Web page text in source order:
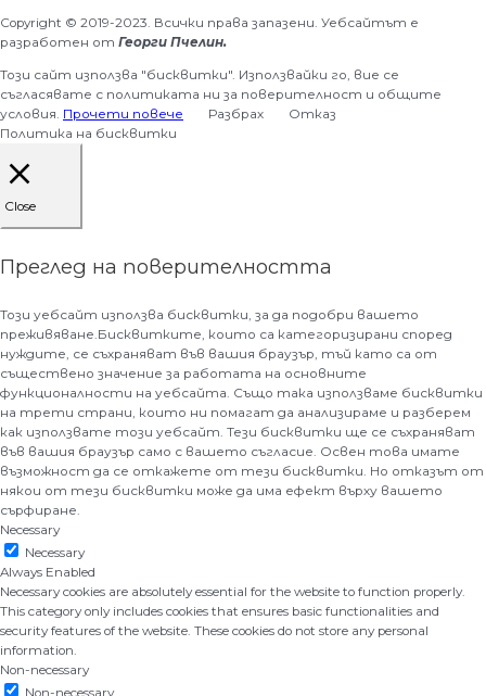
Copyright © 2019-2023. Всички права запазени. Уебсайтът е
разработен от Георги Пчелин.
Този сайт използва "бисквитки". Използвайки го, вие се
съгласявате с политиката ни за поверителност и общите
условия. Прочети повече Разбрах
Отказ
Политика на бисквитки
Close
Преглед на поверителността
Този уебсайт използва бисквитки, за да подобри вашето
преживяване.Бисквитките, които са категоризирани според
нуждите, се съхраняват във вашия браузър, тъй като са от
съществено значение за работата на основните
функционалности на уебсайта. Също така използваме бисквитки
на трети страни, които ни помагат да анализираме и разберем
как използвате този уебсайт. Тези бисквитки ще се съхраняват
във вашия браузър само с вашето съгласие. Освен това имате
възможност да се откажете от тези бисквитки. Но отказът от
някои от тези бисквитки може да има ефект върху вашето
сърфиране.
Necessary
Necessary
Always Enabled
Necessary cookies are absolutely essential for the website to function properly.
This category only includes cookies that ensures basic functionalities and
security features of the website. These cookies do not store any personal
information.
Non-necessary
Non-necessary